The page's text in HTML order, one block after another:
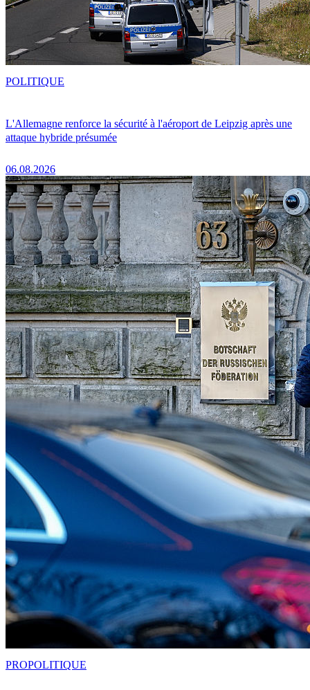
L'Allemagne renforce la sécurité à l'aéroport de Leipzig après une
attaque hybride présumée
06.08.2026
POLITIQUE
PROPOLITIQUE